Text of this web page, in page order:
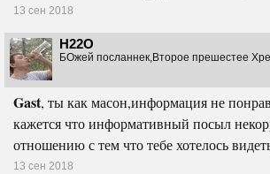
13 сен 2018
H22O
БОжей посланнек,Второе прешестее
Gast, ты как масон,информация не
кажется что информативный посыл
отношению с тем что тебе хотелось
13 сен 2018